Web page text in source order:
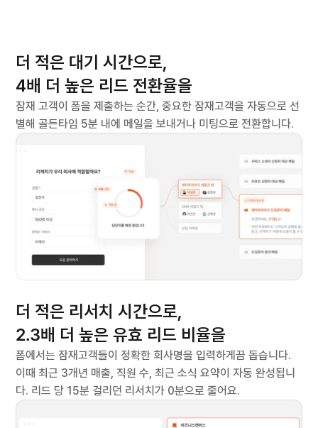
마케터를 위한, 마케터에 의한
B2B 마케팅 CRM 리캐치
서비스 소개서 받아보기
더 적은 대기 시간으로,
4배 더 높은 리드 전환율을
잠재 고객이 폼을 제출하는 순간, 중요한 잠재고객을 자동으로 선
별해 골든타임 5분 내에 메일을 보내거나 미팅으로 전환합니다.
더 적은 리서치 시간으로,
2.3배 더 높은 유효 리드 비율을
폼에서는 잠재고객들이 정확한 회사명을 입력하게끔 돕습니다.
이때 최근 3개년 매출, 직원 수, 최근 소식 요약이 자동 완성됩니
다. 리드 당 15분 걸리던 리서치가 0분으로 줄어요.